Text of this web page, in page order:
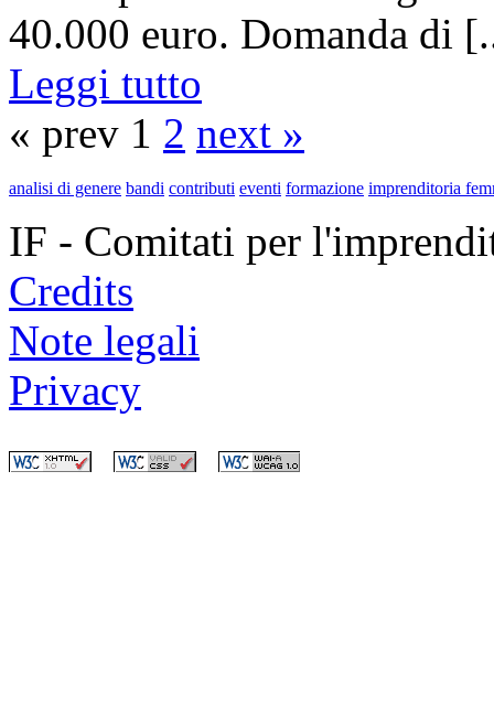
40.000 euro. Domanda di
Leggi tutto
« prev 1 2 next »
analisi di genere bandi contributi eventi formazione imprenditoria
IF - Comitati per
Credits
Note legali
Privacy